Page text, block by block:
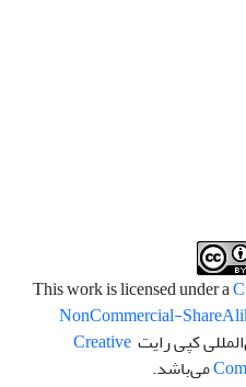
NonCommercial-
کپی رایتCreative
می‌باشد.